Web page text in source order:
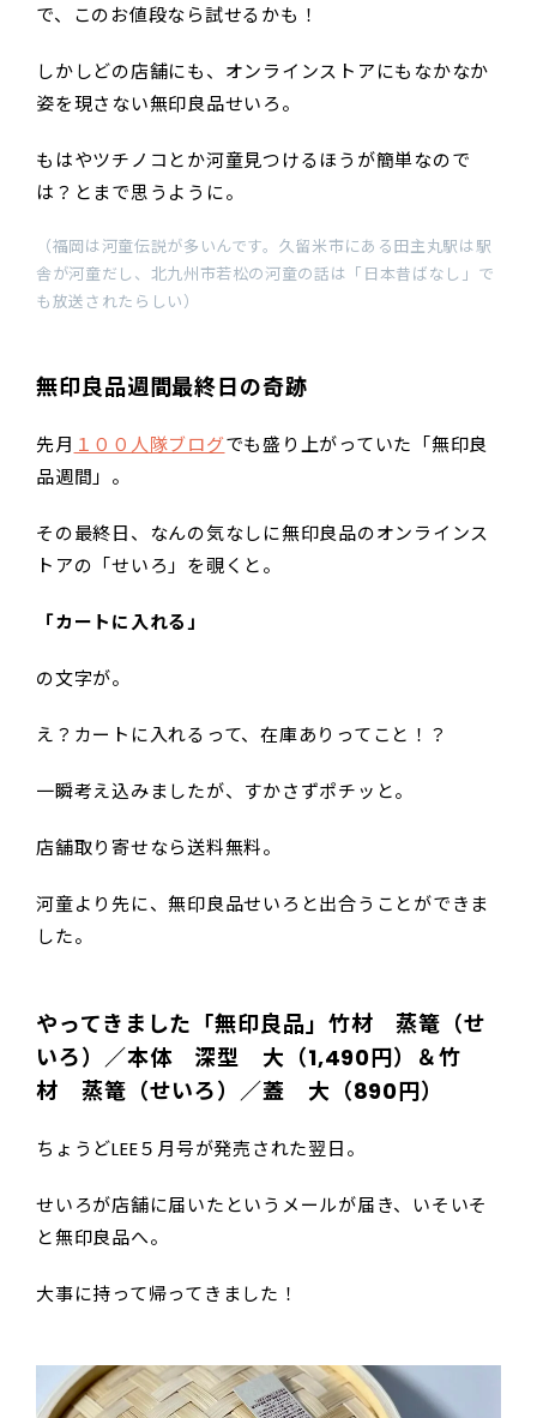
で、このお値段なら試せるかも！
しかしどの店舗にも、オンラインストアにもなかなか
姿を現さない無印良品せいろ。
もはやツチノコとか河童見つけるほうが簡単なので
は？とまで思うように。
（福岡は河童伝説が多いんです。久留米市にある田主丸駅は駅
舎が河童だし、北九州市若松の河童の話は「日本昔ばなし」で
も放送されたらしい）
無印良品週間最終日の奇跡
先月 １００人隊ブログでも盛り上がっていた「無印良
品週間」。
その最終日、なんの気なしに無印良品のオンラインス
トアの「せいろ」を覗くと。
「カートに入れる」
の文字が。
え？カートに入れるって、在庫ありってこと！？
一瞬考え込みましたが、すかさずポチッと。
店舗取り寄せなら送料無料。
河童より先に、無印良品せいろと出合うことができま
した。
やってきました「無印良品」竹材 蒸篭（せ
いろ）／本体 深型 大（1,490円）＆竹
材 蒸篭（せいろ）／蓋 大（890円）
ちょうどLEE５月号が発売された翌日。
せいろが店舗に届いたというメールが届き、いそいそ
と無印良品へ。
大事に持って帰ってきました！